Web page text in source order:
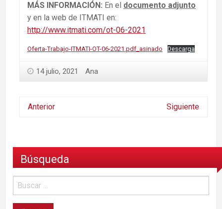
MÁS INFORMACIÓN: En el documento adjunto
y en la web de ITMATI en:
http://www.itmati.com/ot-06-2021
Oferta-Trabajo-ITMATI-OT-06-2021.pdf_asinado Descarga
14 julio, 2021 Ana
Anterior Siguiente
Búsqueda